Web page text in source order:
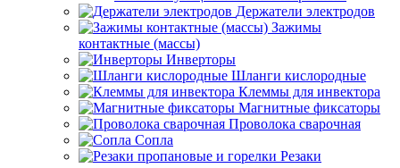
Держатели электродов
Зажимы
контактные (массы)
Инверторы
Шланги кислородные
Клеммы для инвектора
Магнитные фиксаторы
Проволока сварочная
Сопла
Резаки